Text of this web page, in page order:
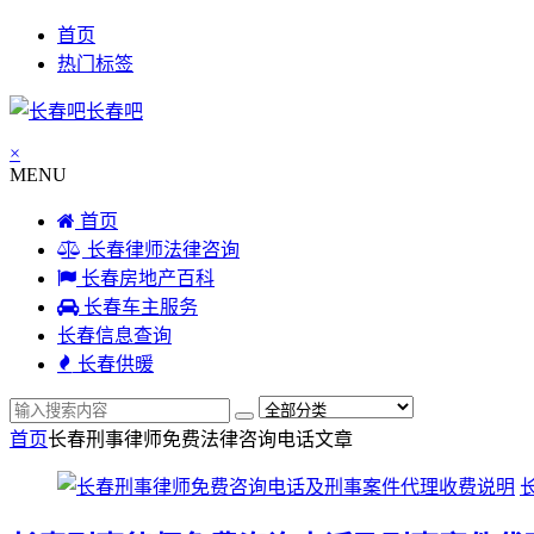
首页
热门标签
长春吧
×
MENU
首页
长春律师法律咨询
长春房地产百科
长春车主服务
长春信息查询
长春供暖
首页长春刑事律师免费法律咨询电话文章